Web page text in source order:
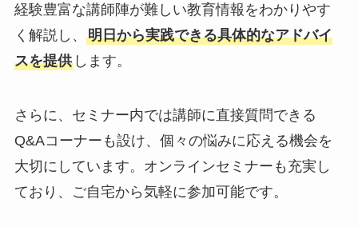
経験豊富な講師陣が難しい教育情報をわかりやす
く解説し、 明日から実践できる具体的なアドバイ
スを提供します。
さらに、セミナー内では講師に直接質問できる
Q&Aコーナーも設け、個々の悩みに応える機会を
大切にしています。オンラインセミナーも充実し
ており、ご自宅から気軽に参加可能です。